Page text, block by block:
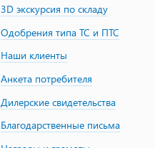
3D экскурсия по складу
Одобрения типа ТС и ПТС
Наши клиенты
Анкета потребителя
Дилерские свидетельства
Благодарственные письма